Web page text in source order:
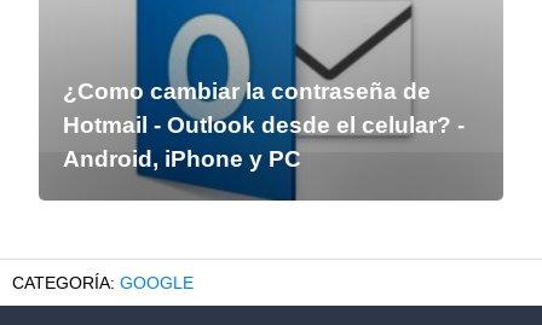
¿Como cambiar la contraseña de
Hotmail - Outlook desde el celular? -
Android, iPhone y PC
GOOGLE